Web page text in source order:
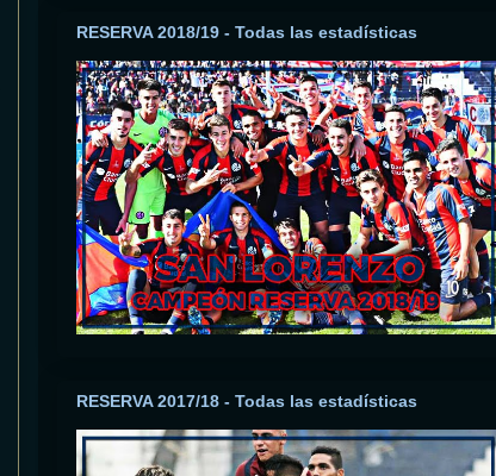
RESERVA 2018/19 - Todas las estadísticas
RESERVA 2017/18 - Todas las estadísticas